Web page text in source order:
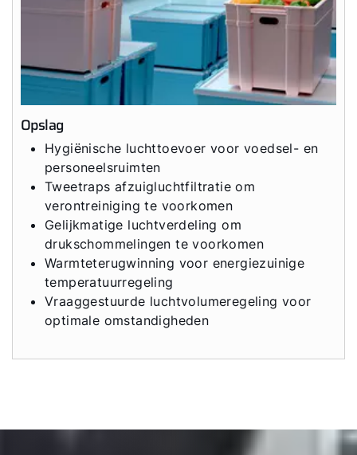
Opslag
Hygiënische luchttoevoer voor voedsel- en
personeelsruimten
Tweetraps afzuigluchtfiltratie om
verontreiniging te voorkomen
Gelijkmatige luchtverdeling om
drukschommelingen te voorkomen
Warmteterugwinning voor energiezuinige
temperatuurregeling
Vraaggestuurde luchtvolumeregeling voor
optimale omstandigheden